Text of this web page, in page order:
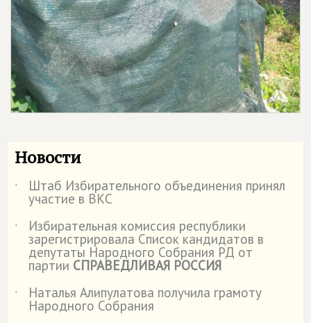
Новости
˙ Штаб Избирательного объединения принял
участие в ВКС
˙
Избирательная комиссия республики
зарегистрировала Список кандидатов в
депутаты Народного Собрания РД от
партии СПРАВЕДЛИВАЯ РОССИЯ
˙
Наталья Алипулатова получила грамоту
Народного Собрания